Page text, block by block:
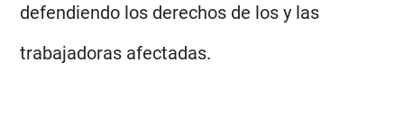
defendiendo los derechos de los y las
trabajadoras afectadas.